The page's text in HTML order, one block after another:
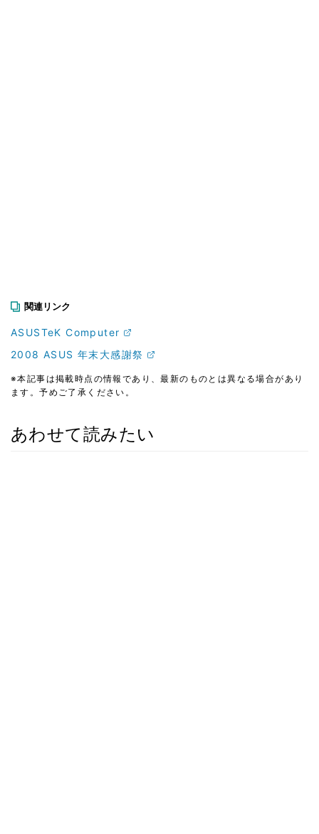
関連リンク
ASUSTeK Computer
2008 ASUS 年末大感謝祭
※本記事は掲載時点の情報であり、最新のものとは異なる場合があり
ます。予めご了承ください。
あわせて読みたい